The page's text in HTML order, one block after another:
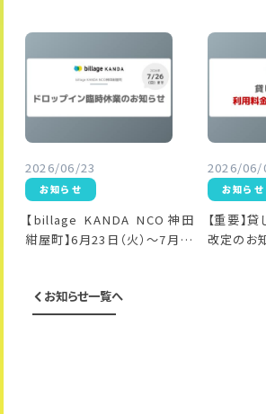
2026/06/23
お知らせ
【billage KANDA NCO神田
紺屋町】6月23日（火）～7月26
2026/06/
お知らせ
【重要】
改定のお
お知らせ一覧へ